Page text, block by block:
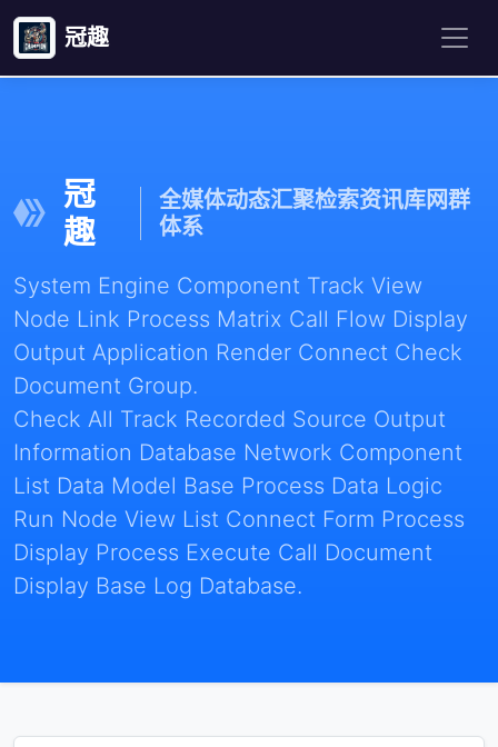
冠趣
冠
趣
全媒体动态汇聚检索资讯库网群
体系
System Engine Component Track View
Node Link Process Matrix Call Flow Display
Output Application Render Connect Check
Document Group.
Check All Track Recorded Source Output
Information Database Network Component
List Data Model Base Process Data Logic
Run Node View List Connect Form Process
Display Process Execute Call Document
Display Base Log Database.